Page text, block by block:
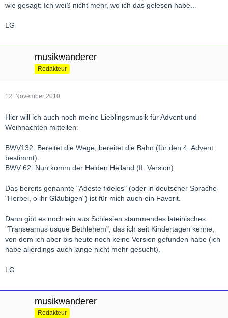
wie gesagt: Ich weiß nicht mehr, wo ich das gelesen habe...
LG
musikwanderer
Redakteur
12. November 2010
Hier will ich auch noch meine Lieblingsmusik für Advent und
Weihnachten mitteilen:
BWV132: Bereitet die Wege, bereitet die Bahn (für den 4. Advent
bestimmt).
BWV 62: Nun komm der Heiden Heiland (II. Version)
Das bereits genannte "Adeste fideles" (oder in deutscher Sprache
"Herbei, o ihr Gläubigen") ist für mich auch ein Favorit.
Dann gibt es noch ein aus Schlesien stammendes lateinisches
"Transeamus usque Bethlehem", das ich seit Kindertagen kenne,
von dem ich aber bis heute noch keine Version gefunden habe (ich
habe allerdings auch lange nicht mehr gesucht).
LG
musikwanderer
Redakteur